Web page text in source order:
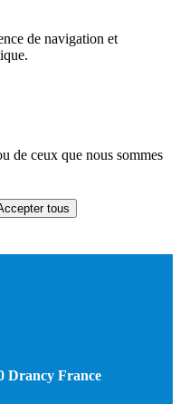
de navigation et
de ceux que nous sommes
tous
Drancy France